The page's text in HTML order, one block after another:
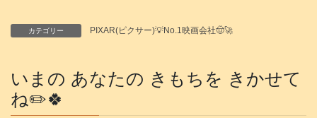
カテゴリー PIXAR(ピクサー)💡No.1映画会社🤠🚀
いまの あなたの きもちを きかせて
ね✏️🍀